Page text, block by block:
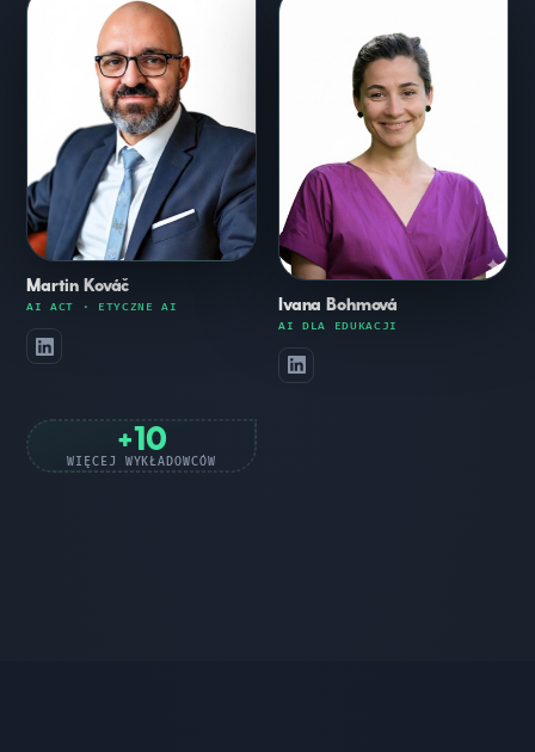
Martin Kováč
AI ACT · ETYCZNE AI Ivana Bohmová
AI DLA EDUKACJI
+10
WIĘCEJ WYKŁADOWCÓW